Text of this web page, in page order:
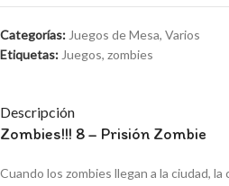
Categorías: Juegos de Mesa, Varios
Etiquetas: Juegos, zombies
Descripción
Zombies!!! 8 – Prisión Zombie
Cuando los zombies llegan a la ciudad,